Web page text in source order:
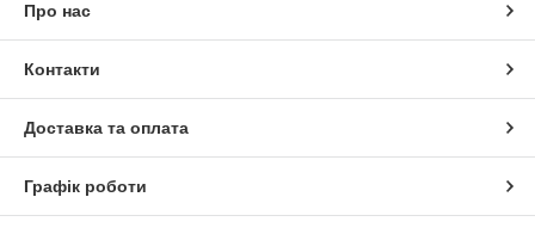
Про нас
Контакти
Доставка та оплата
Графік роботи